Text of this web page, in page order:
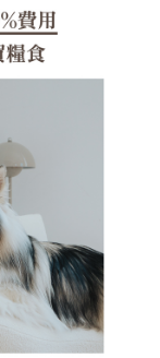
戶狀況，依本公司即
本公司將視審查結果
現惡意使用之情形，
採取法律行動。